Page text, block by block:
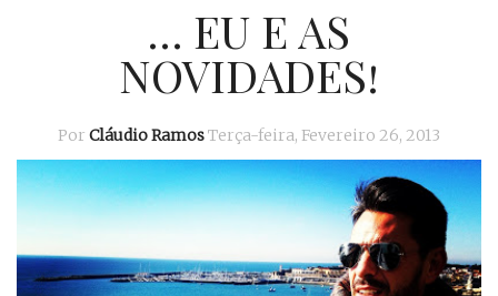
… EU E AS
NOVIDADES!
Por Cláudio RamosTerça-feira, Fevereiro 26, 2013